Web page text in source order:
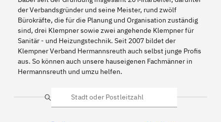
der Verbandsgründer und seine Meister, rund zwölf
Bürokräfte, die für die Planung und Organisation zuständig
sind, drei Klempner sowie zwei angehende Klempner für
Sanitär - und Heizungstechnik. Seit 2007 bildet der
Klempner Verband Hermannsreuth auch selbst junge Profis
aus. So können auch unsere hauseigenen Fachmänner in
Hermannsreuth und umzu helfen.
Suche